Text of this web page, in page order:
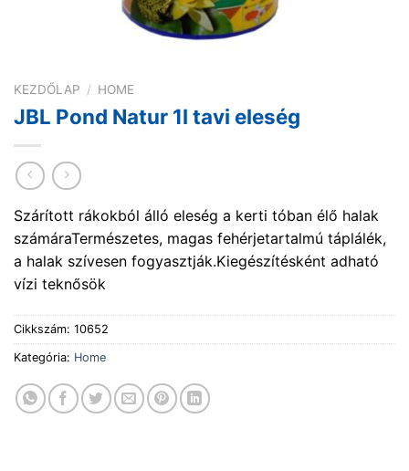
KEZDŐLAP / HOME
JBL Pond Natur 1l tavi eleség
Szárított rákokból álló eleség a kerti tóban élő halak
számáraTermészetes, magas fehérjetartalmú táplálék,
a halak szívesen fogyasztják.Kiegészítésként adható
vízi teknősök
Cikkszám: 10652
Kategória: Home